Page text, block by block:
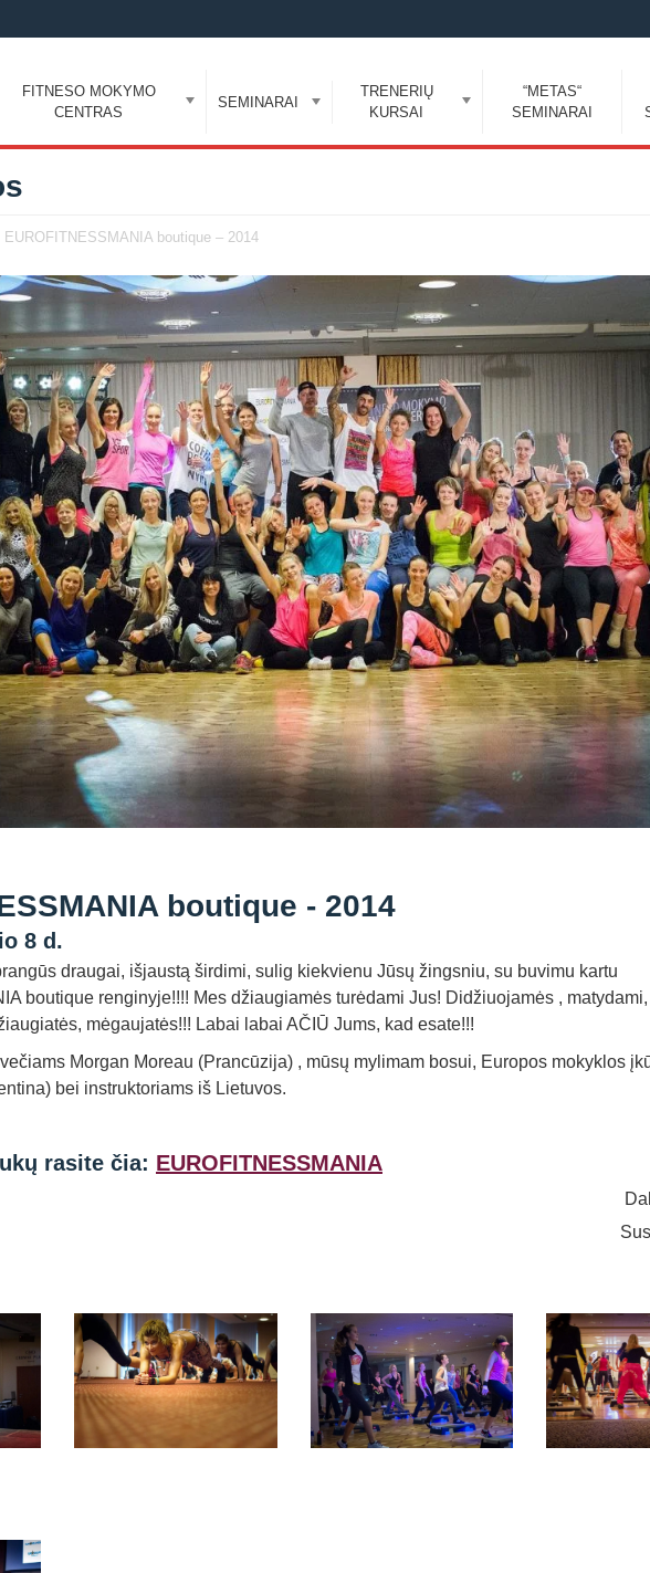
FITNESO MOKYMO
CENTRAS
SEMINARAI
TRENERIŲ
KURSAI
“METAS“
SEMINARAI
EUROFITNESSMANIA boutique – 2014
boutique - 2014
8 d.
draugai, išjaustą širdimi, sulig kiekvienu Jūsų žingsniu, su buvimu kartu
boutique renginyje!!!! Mes džiaugiamės turėdami Jus! Didžiuojamės ,
mėgaujatės!!! Labai labai AČIŪ Jums, kad esate!!!
Morgan Moreau (Prancūzija) , mūsų mylimam bosui, Europos mokyklos
bei instruktoriams iš Lietuvos.
rasite čia: EUROFITNESSMANIA